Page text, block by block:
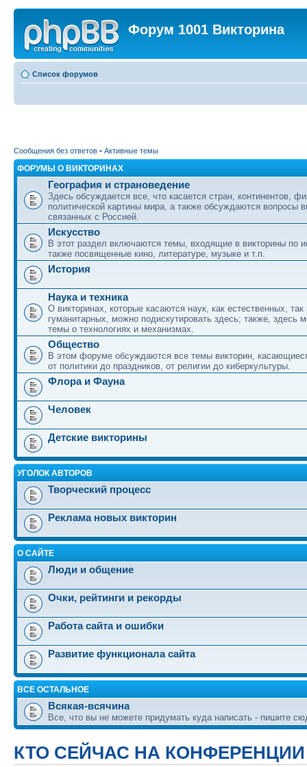
Форум 1001 Викторина
Список форумов
Сообщения без ответов • Активные темы
ФОРУМЫ О ВИКТОРИНАХ
География и страноведение
Здесь обсуждается все, что касается стран, континентов,
политической картины мира, а также обсуждаются вопросы
связанных с Россией.
Искусство
В этот раздел включаются темы, входящие в викторины по
также посвященные кино, литературе, музыке и т.п.
История
Наука и техника
О викторинах, которые касаются наук, как естественных, так
гуманитарных, можно подискутировать здесь; также, здесь
темы о технологиях и механизмах.
Общество
В этом форуме обсуждаются все темы викторин,
от политики до праздников, от религии до киберкультуры.
Флора и Фауна
Человек
Детские викторины
УГОЛОК АВТОРОВ
Творческий процесс
Реклама новых викторин
О САЙТЕ
Люди и общение
Очки, рейтинги и рекорды
Работа сайта и ошибки
Развитие функционала сайта
ВСЕ ОСТАЛЬНОЕ
Всякая-всячина
Все, что вы не можете придумать куда написать - пишите
КТО СЕЙЧАС НА КОНФЕРЕНЦИИ